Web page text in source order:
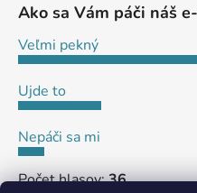
Ako sa Vám páči náš
Veľmi pekný
Ujde to
Nepáči sa mi
Počet hlasov:36